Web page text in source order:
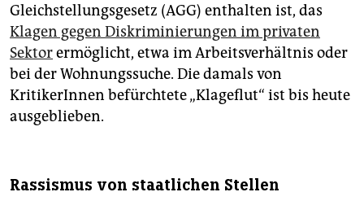
Gleichstellungsgesetz (AGG) enthalten ist, das
Klagen gegen Diskriminierungen im privaten
Sektorermöglicht, etwa im Arbeitsverhältnis oder
bei der Wohnungssuche. Die damals von
KritikerInnen befürchtete „Klageflut“ ist bis heute
ausgeblieben.
Rassismus von staatlichen Stellen